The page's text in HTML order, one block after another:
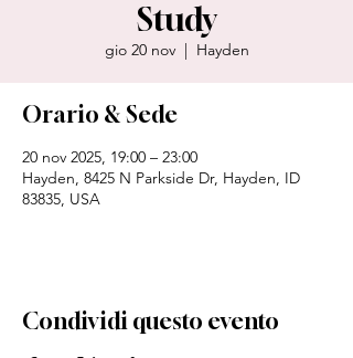
Study
gio 20 nov
  |
Hayden
Orario & Sede
20 nov 2025, 19:00 – 23:00
Hayden, 8425 N Parkside Dr, Hayden, ID
83835, USA
Condividi questo evento